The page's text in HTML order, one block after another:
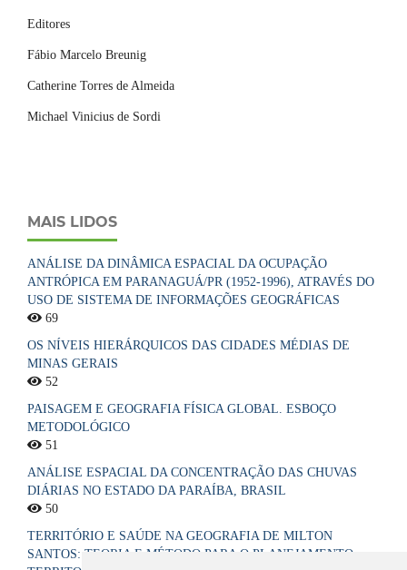
Editores
Fábio Marcelo Breunig
Catherine Torres de Almeida
Michael Vinicius de Sordi
MAIS LIDOS
ANÁLISE DA DINÂMICA ESPACIAL DA OCUPAÇÃO
ANTRÓPICA EM PARANAGUÁ/PR (1952-1996), ATRAVÉS DO
USO DE SISTEMA DE INFORMAÇÕES GEOGRÁFICAS
69
OS NÍVEIS HIERÁRQUICOS DAS CIDADES MÉDIAS DE
MINAS GERAIS
52
PAISAGEM E GEOGRAFIA FÍSICA GLOBAL. ESBOÇO
METODOLÓGICO
51
ANÁLISE ESPACIAL DA CONCENTRAÇÃO DAS CHUVAS
DIÁRIAS NO ESTADO DA PARAÍBA, BRASIL
50
TERRITÓRIO E SAÚDE NA GEOGRAFIA DE MILTON
SANTOS: TEORIA E MÉTODO PARA O PLANEJAMENTO